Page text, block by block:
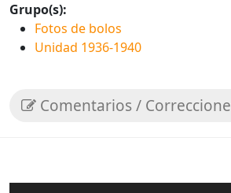
Grupo(s):
Fotos de bolos
Unidad 1936-1940
Comentarios /